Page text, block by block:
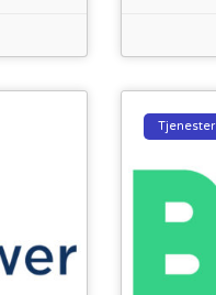
Tjenester